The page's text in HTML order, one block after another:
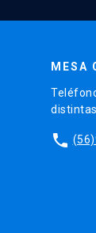
MESA
phone